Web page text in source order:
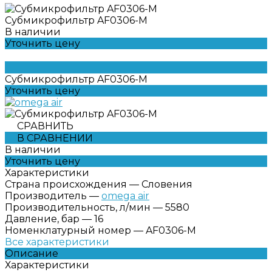
Субмикрофильтр AF0306-M
В наличии
Уточнить цену
Субмикрофильтр AF0306-M
Уточнить цену
СРАВНИТЬ
В СРАВНЕНИИ
В наличии
Уточнить цену
Характеристики
Страна происхождения — Словения
Производитель — omega air
Производительность, л/мин — 5580
Давление, бар — 16
Номенклатурный номер — AF0306-M
Все характеристики
Описание
Характеристики